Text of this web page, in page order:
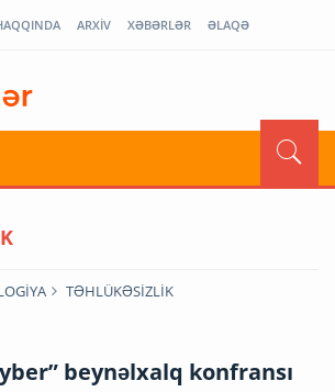
ARXİV XƏBƏRLƏR ƏLAQƏ
TƏHLÜKƏSİZLİK
beynəlxalq konfransı